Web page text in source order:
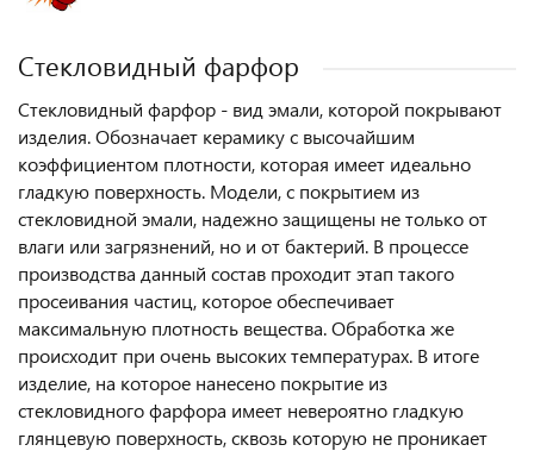
Стекловидный фарфор
Стекловидный фарфор - вид эмали, которой покрывают
изделия. Обозначает керамику с высочайшим
коэффициентом плотности, которая имеет идеально
гладкую поверхность. Модели, с покрытием из
стекловидной эмали, надежно защищены не только от
влаги или загрязнений, но и от бактерий. В процессе
производства данный состав проходит этап такого
просеивания частиц, которое обеспечивает
максимальную плотность вещества. Обработка же
происходит при очень высоких температурах. В итоге
изделие, на которое нанесено покрытие из
стекловидного фарфора имеет невероятно гладкую
глянцевую поверхность, сквозь которую не проникает